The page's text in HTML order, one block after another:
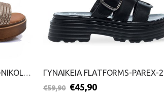
ΓΥΝΑΙΚΕΙΕΣ ΠΛΑΤΦΟΡΜΕΣ-NIKOL-2499-0534-ΜΠΡΟΝΖΕ
€59,90 €45,90